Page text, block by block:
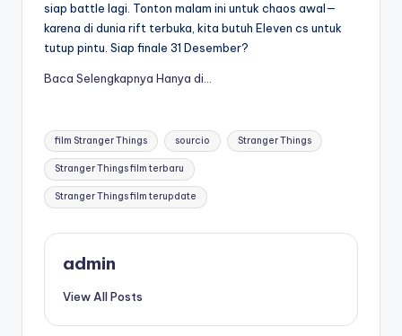
siap battle lagi. Tonton malam ini untuk chaos awal—
karena di dunia rift terbuka, kita butuh Eleven cs untuk
tutup pintu. Siap finale 31 Desember?
Baca Selengkapnya Hanya di…
Tags:
film Stranger Things sourcio Stranger Things
Stranger Things film terbaru
Stranger Things film terupdate
admin
View All Posts